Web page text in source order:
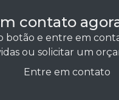
contato
botão e entre em
ou solicitar um
Entre em contato